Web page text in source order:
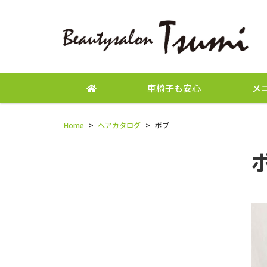
車椅子も安心 メ
Home > ヘアカタログ > ボブ